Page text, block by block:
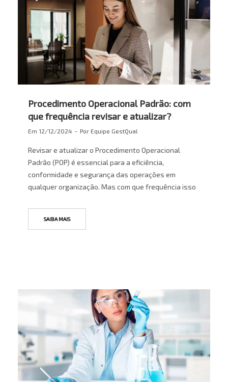
Procedimento Operacional Padrão: com
que frequência revisar e atualizar?
Em 12/12/2024 Por Equipe GestQual
Revisar e atualizar o Procedimento Operacional
Padrão (POP) é essencial para a eficiência,
conformidade e segurança das operações em
qualquer organização. Mas com que frequência isso
SAIBA MAIS